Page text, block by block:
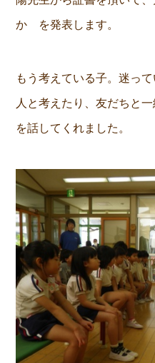
か を発表します。
もう考えている子。迷っ
人と考えたり、友だちと
を話してくれました。